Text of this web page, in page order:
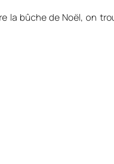
la bûche de Noël, on